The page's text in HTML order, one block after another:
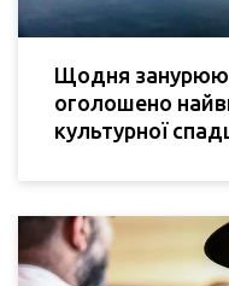
Щодня
оголошено
культурної